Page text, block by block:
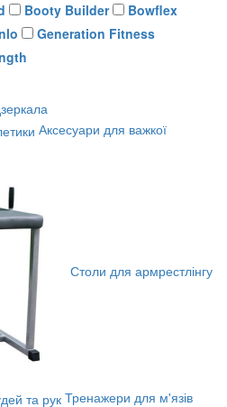
Booty Builder
Bowflex
Generation Fitness
Аксесуари для важкої
Столи для армрестлінгу
Тренажери для м'язів